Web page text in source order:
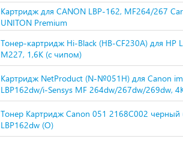
Картридж для CANON LBP-162, MF264/267
UNITON Premium
Тонер-картридж Hi-Black (HB-CF230A) для HP
M227, 1,6K (с чипом)
Картридж NetProduct (N-№051H) для Canon
LBP162dw/i-Sensys MF 264dw/267dw/269dw,
Тонер Картридж Canon 051 2168C002 черный
LBP162dw (O)